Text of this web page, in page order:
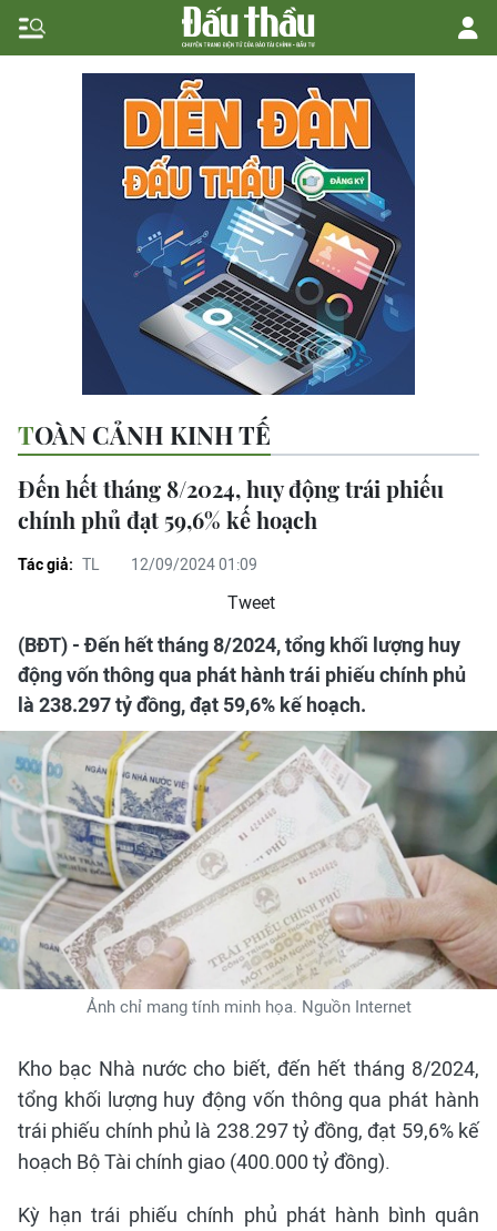
TOÀN CẢNH KINH TẾ
Đến hết tháng 8/2024, huy động trái phiếu
chính phủ đạt 59,6% kế hoạch
Tác giả: TL 12/09/2024 01:09
Tweet
(BĐT) - Đến hết tháng 8/2024, tổng khối lượng huy
động vốn thông qua phát hành trái phiếu chính phủ
là 238.297 tỷ đồng, đạt 59,6% kế hoạch.
Ảnh chỉ mang tính minh họa. Nguồn Internet
Kho bạc Nhà nước cho biết, đến hết tháng 8/2024,
tổng khối lượng huy động vốn thông qua phát hành
trái phiếu chính phủ là 238.297 tỷ đồng, đạt 59,6% kế
hoạch Bộ Tài chính giao (400.000 tỷ đồng).
Kỳ hạn trái phiếu chính phủ phát hành bình quân